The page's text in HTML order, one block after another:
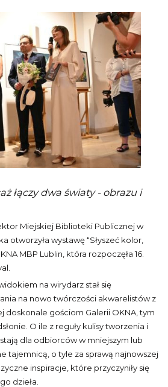
łączy dwa światy - obrazu i
Miejskiej Biblioteki Publicznej w
otworzyła wystawę “Słyszeć kolor,
MBP Lublin, która rozpoczęła 16.
na wirydarz stał się
na nowo twórczości akwarelistów z
doskonale gościom Galerii OKNA, tym
O ile z reguły kulisy tworzenia i
dla odbiorców w mniejszym lub
tajemnicą, o tyle za sprawą najnowszej
inspiracje, które przyczyniły się
dzieła.